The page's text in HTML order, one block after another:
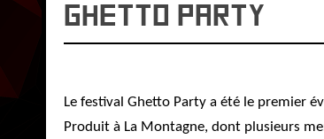
Ghetto Party
Le festival Ghetto Party a été le premier
Produit à La Montagne, dont plusieurs